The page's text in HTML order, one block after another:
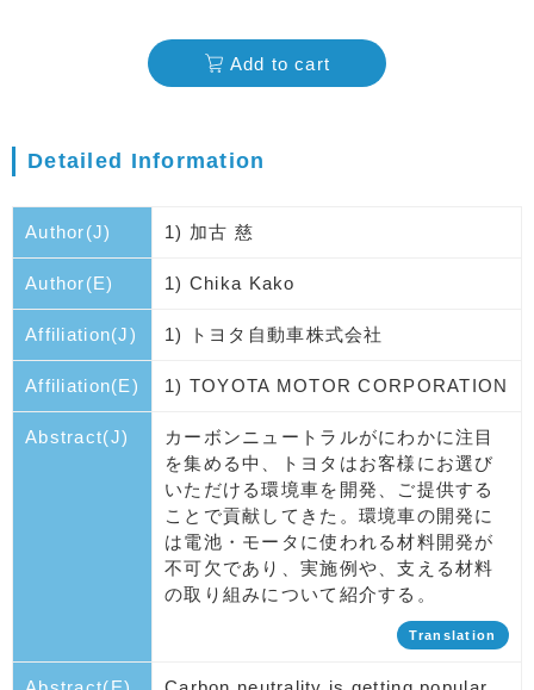
Add to cart
Detailed Information
Author(J) 1) 加古 慈
Author(E) 1) Chika Kako
Affiliation(J) 1) トヨタ自動車株式会社
Affiliation(E) 1) TOYOTA MOTOR CORPORATION
Abstract(J)
カーボンニュートラルがにわかに注目
を集める中、トヨタはお客様にお選び
いただける環境車を開発、ご提供する
ことで貢献してきた。環境車の開発に
は電池・モータに使われる材料開発が
不可欠であり、実施例や、支える材料
の取り組みについて紹介する。
Translation